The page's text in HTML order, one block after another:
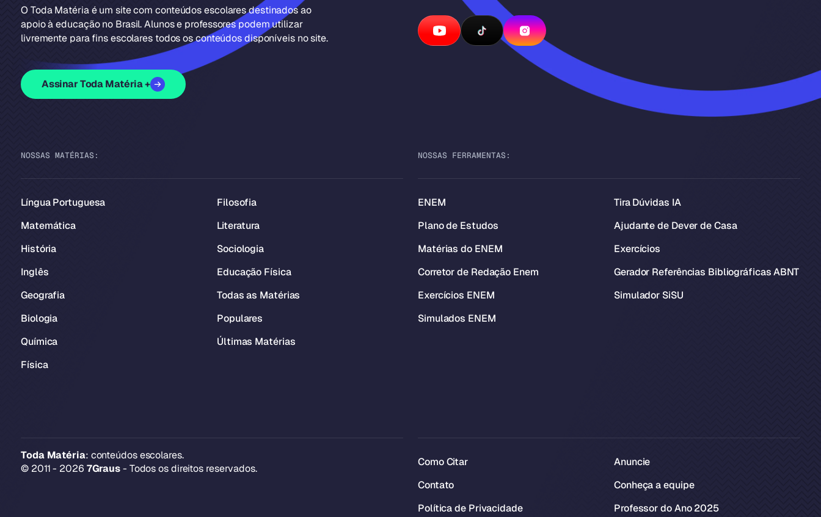
O Toda Matéria é um site com conteúdos escolares destinados ao
apoio à educação no Brasil. Alunos e professores podem utilizar
livremente para fins escolares todos os conteúdos disponíveis no site.
Assinar Toda Matéria +
NOSSAS MATÉRIAS:
Língua Portuguesa
Matemática
História
Inglês
Geografia
Biologia
Química
Física
Filosofia
Literatura
Sociologia
Educação Física
Todas as Matérias
Populares
Últimas Matérias
NOSSAS FERRAMENTAS:
ENEM
Plano de Estudos
Matérias do ENEM
Corretor de Redação Enem
Exercícios ENEM
Simulados ENEM
Tira Dúvidas IA
Ajudante de Dever de Casa
Exercícios
Gerador Referências Bibliográficas ABNT
Simulador SiSU
Toda Matéria: conteúdos escolares.
© 2011 - 2026 7Graus- Todos os direitos reservados.
Como Citar
Contato
Política de Privacidade
Anuncie
Conheça a equipe
Professor do Ano 2025